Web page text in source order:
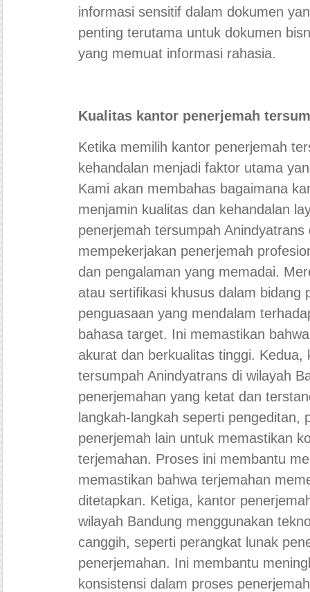
informasi sensitif dalam dokumen
penting terutama untuk dokumen
yang memuat informasi rahasia.
Kualitas kantor penerjemah
Ketika memilih kantor penerjemah
kehandalan menjadi faktor utama
Kami akan membahas bagaimana
menjamin kualitas dan kehandalan
penerjemah tersumpah
mempekerjakan penerjemah
dan pengalaman yang memadai.
atau sertifikasi khusus dalam bidang
penguasaan yang mendalam
bahasa target. Ini memastikan
akurat dan berkualitas tinggi. Kedua,
tersumpah Anindyatrans di wilayah
penerjemahan yang ketat dan
langkah-langkah seperti pengeditan,
penerjemah lain untuk memastikan
terjemahan. Proses ini membantu
memastikan bahwa terjemahan
ditetapkan. Ketiga, kantor
wilayah Bandung menggunakan
canggih, seperti perangkat lunak
penerjemahan. Ini membantu
konsistensi dalam proses